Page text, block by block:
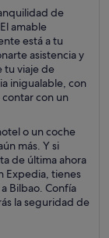
de
amable
está a tu
asistencia y
tu viaje de
inigualable, con
con un
o un coche
más. Y si
de última ahora
Expedia, tienes
Bilbao. Confía
la seguridad de